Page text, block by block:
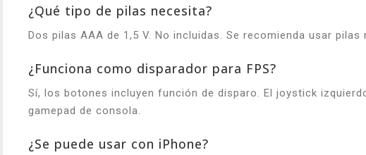
¿Qué tipo de pilas necesita?
Dos pilas AAA de 1,5 V. No incluidas. Se recomienda usar
¿Funciona como disparador para FPS?
Sí, los botones incluyen función de disparo. El joystick
gamepad de consola.
¿Se puede usar con iPhone?